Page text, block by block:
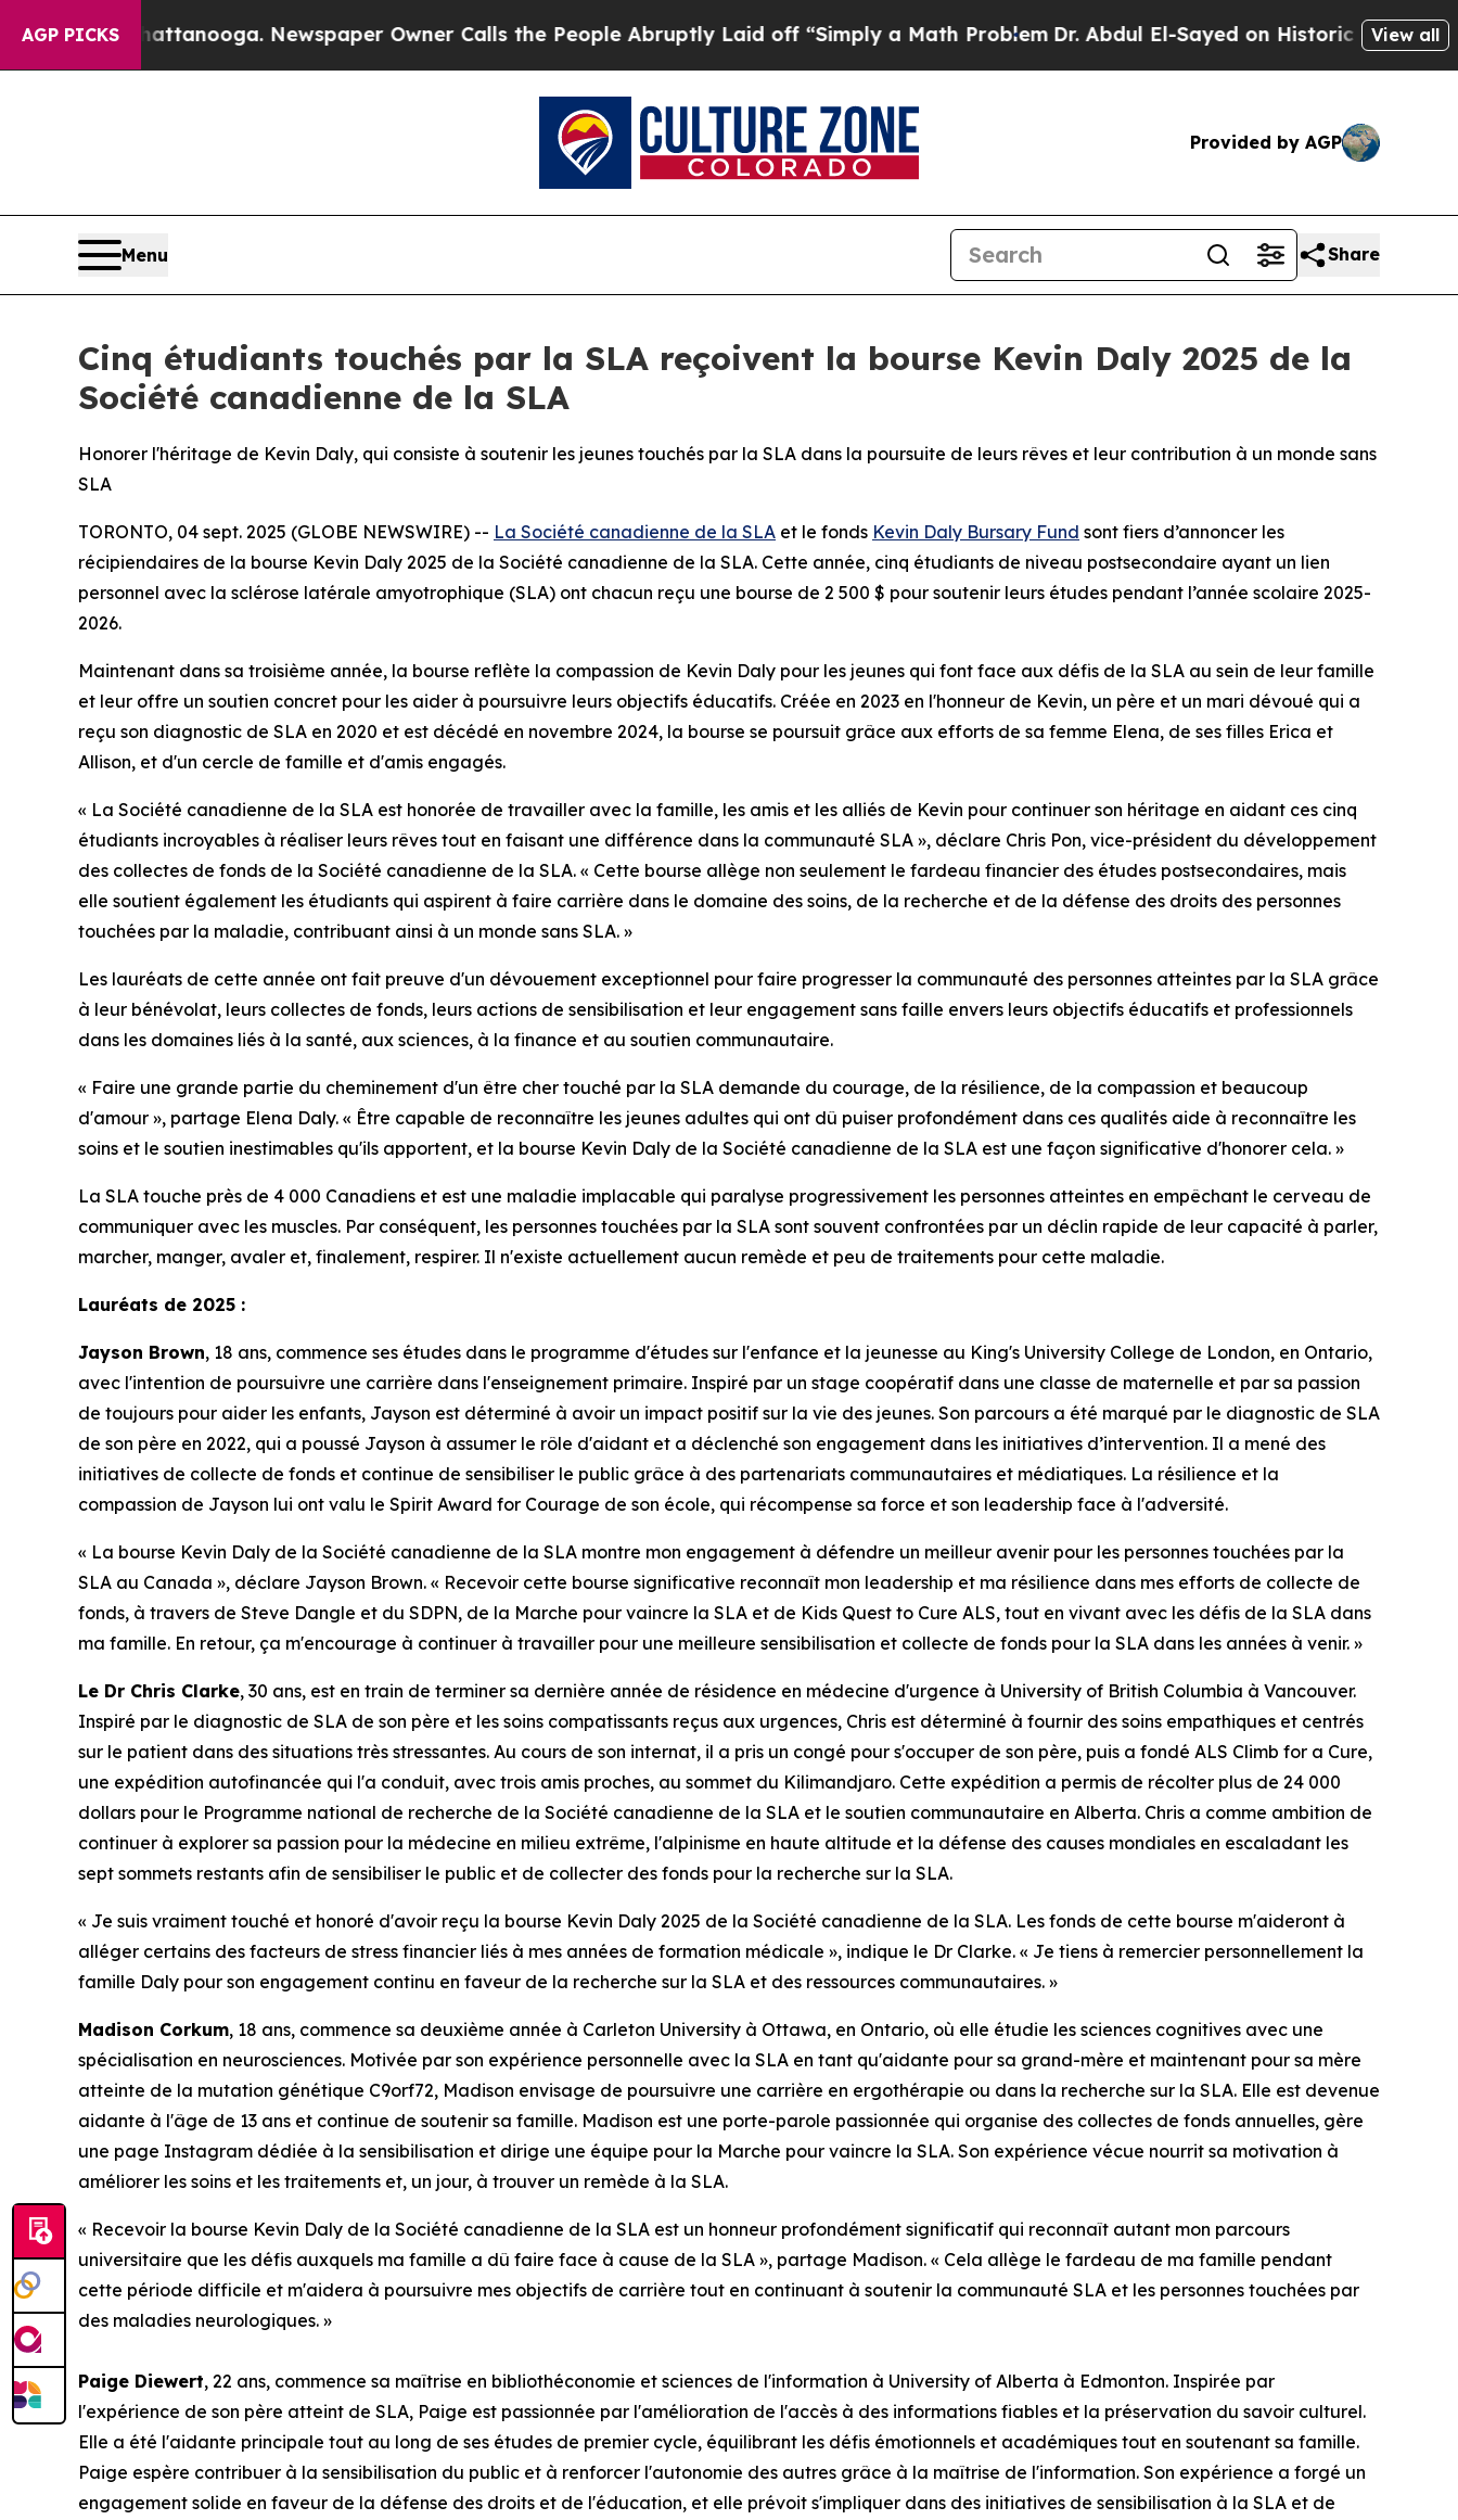
AGP PICKS Newspaper Owner Calls the People Abruptly Laid off “Simply a Math ProblemDr. Abdul El-Sayed on Historic Michigan Win:View all
Provided by AGP
Menu Share
Cinq étudiants touchés par la SLA reçoivent la bourse Kevin Daly 2025 de la
Société canadienne de la SLA
Honorer l'héritage de Kevin Daly, qui consiste à soutenir les jeunes touchés par la SLA dans la poursuite de leurs rêves et leur contribution à un monde sans
SLA
TORONTO, 04 sept. 2025 (GLOBE NEWSWIRE) -- La Société canadienne de la SLA et le fonds Kevin Daly Bursary Fund sont fiers d’annoncer les
récipiendaires de la bourse Kevin Daly 2025 de la Société canadienne de la SLA. Cette année, cinq étudiants de niveau postsecondaire ayant un lien
personnel avec la sclérose latérale amyotrophique (SLA) ont chacun reçu une bourse de 2 500 $ pour soutenir leurs études pendant l’année scolaire 2025-
2026.
Maintenant dans sa troisième année, la bourse reflète la compassion de Kevin Daly pour les jeunes qui font face aux défis de la SLA au sein de leur famille
et leur offre un soutien concret pour les aider à poursuivre leurs objectifs éducatifs. Créée en 2023 en l'honneur de Kevin, un père et un mari dévoué qui a
reçu son diagnostic de SLA en 2020 et est décédé en novembre 2024, la bourse se poursuit grâce aux efforts de sa femme Elena, de ses filles Erica et
Allison, et d'un cercle de famille et d'amis engagés.
« La Société canadienne de la SLA est honorée de travailler avec la famille, les amis et les alliés de Kevin pour continuer son héritage en aidant ces cinq
étudiants incroyables à réaliser leurs rêves tout en faisant une différence dans la communauté SLA », déclare Chris Pon, vice-président du développement
des collectes de fonds de la Société canadienne de la SLA. « Cette bourse allège non seulement le fardeau financier des études postsecondaires, mais
elle soutient également les étudiants qui aspirent à faire carrière dans le domaine des soins, de la recherche et de la défense des droits des personnes
touchées par la maladie, contribuant ainsi à un monde sans SLA. »
Les lauréats de cette année ont fait preuve d'un dévouement exceptionnel pour faire progresser la communauté des personnes atteintes par la SLA grâce
à leur bénévolat, leurs collectes de fonds, leurs actions de sensibilisation et leur engagement sans faille envers leurs objectifs éducatifs et professionnels
dans les domaines liés à la santé, aux sciences, à la finance et au soutien communautaire.
« Faire une grande partie du cheminement d'un être cher touché par la SLA demande du courage, de la résilience, de la compassion et beaucoup
d'amour », partage Elena Daly. « Être capable de reconnaître les jeunes adultes qui ont dû puiser profondément dans ces qualités aide à reconnaître les
soins et le soutien inestimables qu'ils apportent, et la bourse Kevin Daly de la Société canadienne de la SLA est une façon significative d'honorer cela. »
La SLA touche près de 4 000 Canadiens et est une maladie implacable qui paralyse progressivement les personnes atteintes en empêchant le cerveau de
communiquer avec les muscles. Par conséquent, les personnes touchées par la SLA sont souvent confrontées par un déclin rapide de leur capacité à parler,
marcher, manger, avaler et, finalement, respirer. Il n'existe actuellement aucun remède et peu de traitements pour cette maladie.
Lauréats de 2025 :
Jayson Brown, 18 ans, commence ses études dans le programme d'études sur l'enfance et la jeunesse au King's University College de London, en Ontario,
avec l'intention de poursuivre une carrière dans l'enseignement primaire. Inspiré par un stage coopératif dans une classe de maternelle et par sa passion
de toujours pour aider les enfants, Jayson est déterminé à avoir un impact positif sur la vie des jeunes. Son parcours a été marqué par le diagnostic de SLA
de son père en 2022, qui a poussé Jayson à assumer le rôle d'aidant et a déclenché son engagement dans les initiatives d’intervention. Il a mené des
initiatives de collecte de fonds et continue de sensibiliser le public grâce à des partenariats communautaires et médiatiques. La résilience et la
compassion de Jayson lui ont valu le Spirit Award for Courage de son école, qui récompense sa force et son leadership face à l'adversité.
« La bourse Kevin Daly de la Société canadienne de la SLA montre mon engagement à défendre un meilleur avenir pour les personnes touchées par la
SLA au Canada », déclare Jayson Brown. « Recevoir cette bourse significative reconnaît mon leadership et ma résilience dans mes efforts de collecte de
fonds, à travers de Steve Dangle et du SDPN, de la Marche pour vaincre la SLA et de Kids Quest to Cure ALS, tout en vivant avec les défis de la SLA dans
ma famille. En retour, ça m'encourage à continuer à travailler pour une meilleure sensibilisation et collecte de fonds pour la SLA dans les années à venir. »
Le Dr Chris Clarke, 30 ans, est en train de terminer sa dernière année de résidence en médecine d'urgence à University of British Columbia à Vancouver.
Inspiré par le diagnostic de SLA de son père et les soins compatissants reçus aux urgences, Chris est déterminé à fournir des soins empathiques et centrés
sur le patient dans des situations très stressantes. Au cours de son internat, il a pris un congé pour s'occuper de son père, puis a fondé ALS Climb for a Cure,
une expédition autofinancée qui l'a conduit, avec trois amis proches, au sommet du Kilimandjaro. Cette expédition a permis de récolter plus de 24 000
dollars pour le Programme national de recherche de la Société canadienne de la SLA et le soutien communautaire en Alberta. Chris a comme ambition de
continuer à explorer sa passion pour la médecine en milieu extrême, l'alpinisme en haute altitude et la défense des causes mondiales en escaladant les
sept sommets restants afin de sensibiliser le public et de collecter des fonds pour la recherche sur la SLA.
« Je suis vraiment touché et honoré d'avoir reçu la bourse Kevin Daly 2025 de la Société canadienne de la SLA. Les fonds de cette bourse m'aideront à
alléger certains des facteurs de stress financier liés à mes années de formation médicale », indique le Dr Clarke. « Je tiens à remercier personnellement la
famille Daly pour son engagement continu en faveur de la recherche sur la SLA et des ressources communautaires. »
Madison Corkum, 18 ans, commence sa deuxième année à Carleton University à Ottawa, en Ontario, où elle étudie les sciences cognitives avec une
spécialisation en neurosciences. Motivée par son expérience personnelle avec la SLA en tant qu'aidante pour sa grand-mère et maintenant pour sa mère
atteinte de la mutation génétique C9orf72, Madison envisage de poursuivre une carrière en ergothérapie ou dans la recherche sur la SLA. Elle est devenue
aidante à l'âge de 13 ans et continue de soutenir sa famille. Madison est une porte-parole passionnée qui organise des collectes de fonds annuelles, gère
une page Instagram dédiée à la sensibilisation et dirige une équipe pour la Marche pour vaincre la SLA. Son expérience vécue nourrit sa motivation à
améliorer les soins et les traitements et, un jour, à trouver un remède à la SLA.
« Recevoir la bourse Kevin Daly de la Société canadienne de la SLA est un honneur profondément significatif qui reconnaît autant mon parcours
universitaire que les défis auxquels ma famille a dû faire face à cause de la SLA », partage Madison. « Cela allège le fardeau de ma famille pendant
cette période difficile et m'aidera à poursuivre mes objectifs de carrière tout en continuant à soutenir la communauté SLA et les personnes touchées par
des maladies neurologiques. »
Paige Diewert, 22 ans, commence sa maîtrise en bibliothéconomie et sciences de l'information à University of Alberta à Edmonton. Inspirée par
l'expérience de son père atteint de SLA, Paige est passionnée par l'amélioration de l'accès à des informations fiables et la préservation du savoir culturel.
Elle a été l'aidante principale tout au long de ses études de premier cycle, équilibrant les défis émotionnels et académiques tout en soutenant sa famille.
Paige espère contribuer à la sensibilisation du public et à renforcer l'autonomie des autres grâce à la maîtrise de l'information. Son expérience a forgé un
engagement solide en faveur de la défense des droits et de l'éducation, et elle prévoit s'impliquer dans des initiatives de sensibilisation à la SLA et de